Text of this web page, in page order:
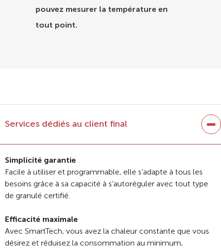
pouvez mesurer la température en
tout point.
Services dédiés au client final
Simplicité garantie
Facile à utiliser et programmable, elle s’adapte à tous les
besoins grâce à sa capacité à s’autoréguler avec tout type
de granulé certifié.
Efficacité maximale
Avec SmartTech, vous avez la chaleur constante que vous
désirez et réduisez la consommation au minimum,